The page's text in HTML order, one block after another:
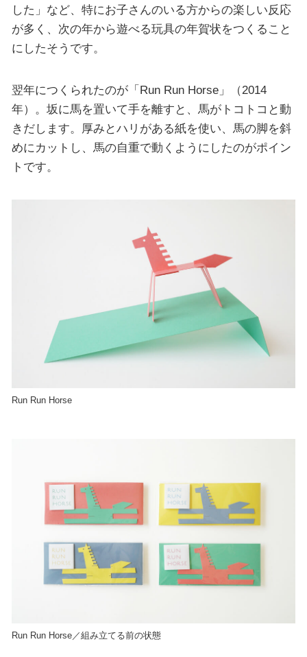
した」など、特にお子さんのいる方からの楽しい反応
が多く、次の年から遊べる玩具の年賀状をつくること
にしたそうです。
翌年につくられたのが「Run Run Horse」（2014
年）。坂に馬を置いて手を離すと、馬がトコトコと動
きだします。厚みとハリがある紙を使い、馬の脚を斜
めにカットし、馬の自重で動くようにしたのがポイン
トです。
Run Run Horse
Run Run Horse／組み立てる前の状態